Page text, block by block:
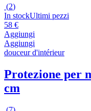
(2)
In stockUltimi pezzi
58 €
Aggiungi
Aggiungi
douceur d'intérieur
Protezione per
cm